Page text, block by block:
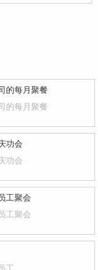
的每月聚餐
的每月聚餐
功会
功会
工聚会
工聚会